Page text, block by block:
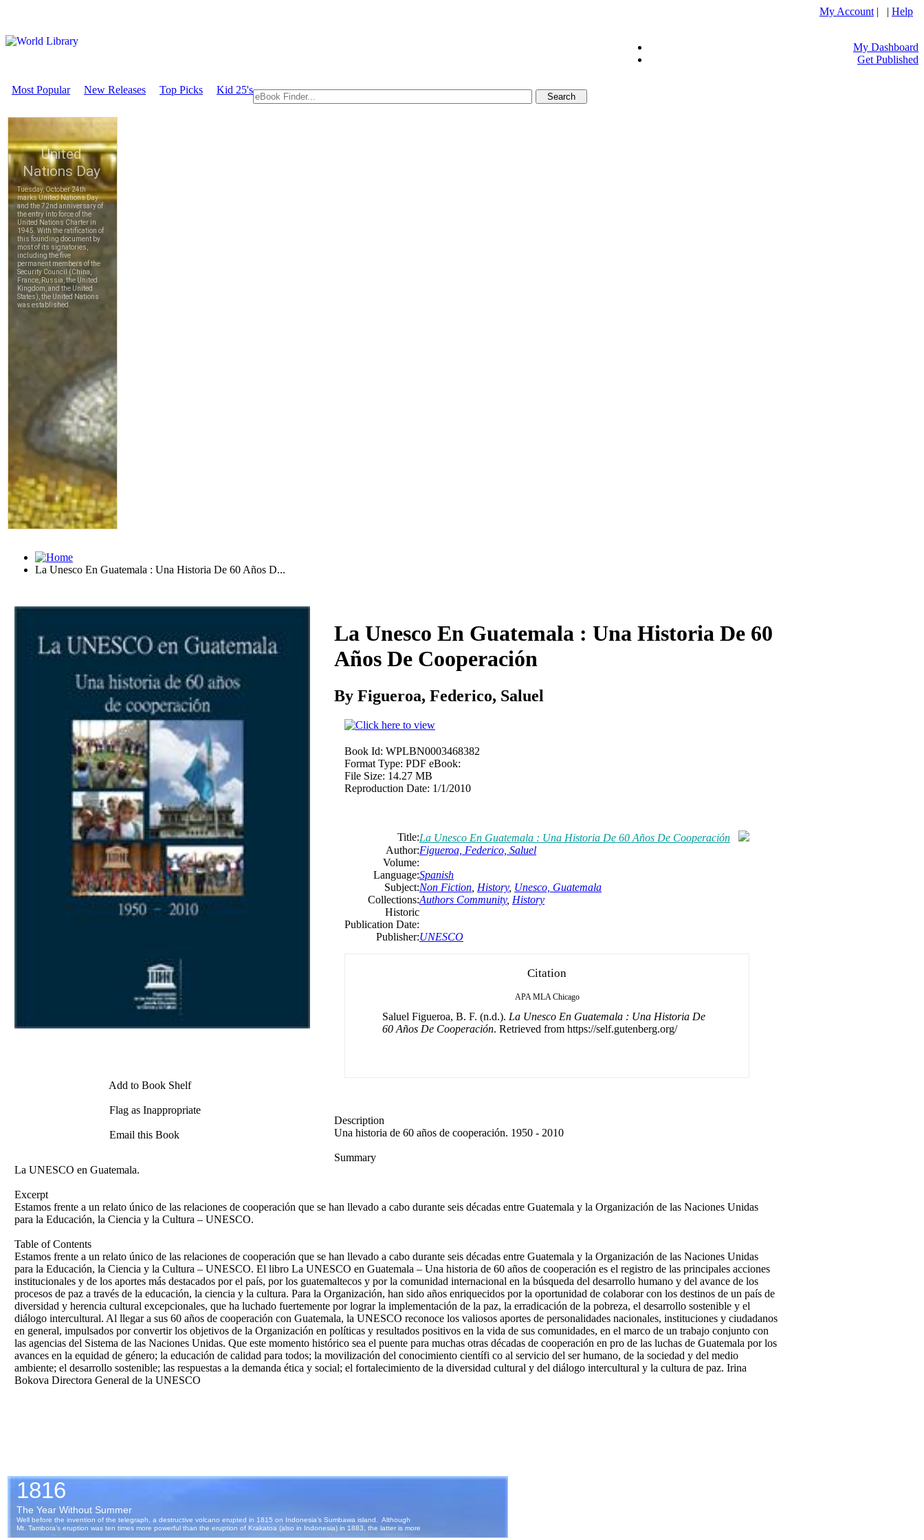
My Account | | Help
My Dashboard
Get Published
Most Popular New Releases Top Picks Kid 25's
La Unesco En Guatemala : Una Historia De 60 Años D...
Add to Book Shelf
Flag as Inappropriate
Email this Book
La Unesco En Guatemala : Una Historia De 60
Años De Cooperación
By Figueroa, Federico, Saluel
Book Id: WPLBN0003468382
Format Type: PDF eBook:
File Size: 14.27 MB
Reproduction Date: 1/1/2010
Title:La Unesco En Guatemala : Una Historia De 60 Años De Cooperación
Author:Figueroa, Federico, Saluel
Volume:
Language:Spanish
Subject:Non Fiction History, Unesco, Guatemala
Collections:Authors Community, History
Historic
Publication Date:
Publisher:UNESCO
Citation
APA MLA Chicago
Saluel Figueroa, B. F. (n.d.). La Unesco En Guatemala : Una Historia De
60 Años De Cooperación. Retrieved from https://self.gutenberg.org/
Description
Una historia de 60 años de cooperación. 1950 - 2010
Summary
La UNESCO en Guatemala.
Excerpt
Estamos frente a un relato único de las relaciones de cooperación que se han llevado a cabo durante seis décadas entre Guatemala y la Organización de las Naciones Unidas
para la Educación, la Ciencia y la Cultura – UNESCO.
Table of Contents
Estamos frente a un relato único de las relaciones de cooperación que se han llevado a cabo durante seis décadas entre Guatemala y la Organización de las Naciones Unidas
para la Educación, la Ciencia y la Cultura – UNESCO. El libro La UNESCO en Guatemala – Una historia de 60 años de cooperación es el registro de las principales acciones
institucionales y de los aportes más destacados por el país, por los guatemaltecos y por la comunidad internacional en la búsqueda del desarrollo humano y del avance de los
procesos de paz a través de la educación, la ciencia y la cultura. Para la Organización, han sido años enriquecidos por la oportunidad de colaborar con los destinos de un país de
diversidad y herencia cultural excepcionales, que ha luchado fuertemente por lograr la implementación de la paz, la erradicación de la pobreza, el desarrollo sostenible y el
diálogo intercultural. Al llegar a sus 60 años de cooperación con Guatemala, la UNESCO reconoce los valiosos aportes de personalidades nacionales, instituciones y ciudadanos
en general, impulsados por convertir los objetivos de la Organización en políticas y resultados positivos en la vida de sus comunidades, en el marco de un trabajo conjunto con
las agencias del Sistema de las Naciones Unidas. Que este momento histórico sea el puente para muchas otras décadas de cooperación en pro de las luchas de Guatemala por los
avances en la equidad de género; la educación de calidad para todos; la movilización del conocimiento científi co al servicio del ser humano, de la sociedad y del medio
ambiente; el desarrollo sostenible; las respuestas a la demanda ética y social; el fortalecimiento de la diversidad cultural y del diálogo intercultural y la cultura de paz. Irina
Bokova Directora General de la UNESCO